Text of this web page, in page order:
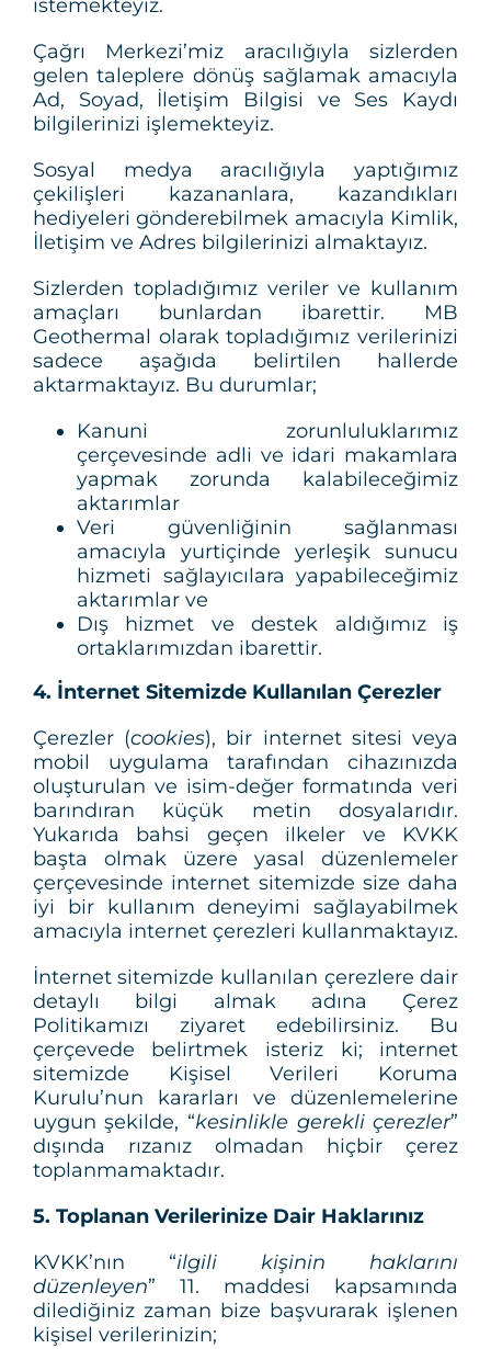
istemekteyiz.
Çağrı Merkezi’miz aracılığıyla sizlerden
gelen taleplere dönüş sağlamak amacıyla
Ad, Soyad, İletişim Bilgisi ve Ses Kaydı
bilgilerinizi işlemekteyiz.
Sosyal medya aracılığıyla yaptığımız
çekilişleri kazananlara, kazandıkları
hediyeleri gönderebilmek amacıyla Kimlik,
İletişim ve Adres bilgilerinizi almaktayız.
Sizlerden topladığımız veriler ve kullanım
amaçları bunlardan ibarettir. MB
Geothermal olarak topladığımız verilerinizi
sadece aşağıda belirtilen hallerde
aktarmaktayız. Bu durumlar;
Kanuni zorunluluklarımız
çerçevesinde adli ve idari makamlara
yapmak zorunda kalabileceğimiz
aktarımlar
Veri güvenliğinin sağlanması
amacıyla yurtiçinde yerleşik sunucu
hizmeti sağlayıcılara yapabileceğimiz
aktarımlar ve
Dış hizmet ve destek aldığımız iş
ortaklarımızdan ibarettir.
4. İnternet Sitemizde Kullanılan Çerezler
Çerezler (cookies), bir internet sitesi veya
mobil uygulama tarafından cihazınızda
oluşturulan ve isim-değer formatında veri
barındıran küçük metin dosyalarıdır.
Yukarıda bahsi geçen ilkeler ve KVKK
başta olmak üzere yasal düzenlemeler
çerçevesinde internet sitemizde size daha
iyi bir kullanım deneyimi sağlayabilmek
amacıyla internet çerezleri kullanmaktayız.
İnternet sitemizde kullanılan çerezlere dair
detaylı bilgi almak adına Çerez
Politikamızı ziyaret edebilirsiniz. Bu
çerçevede belirtmek isteriz ki; internet
sitemizde Kişisel Verileri Koruma
Kurulu’nun kararları ve düzenlemelerine
uygun şekilde, “kesinlikle gerekli çerezler”
dışında rızanız olmadan hiçbir çerez
toplanmamaktadır.
5. Toplanan Verilerinize Dair Haklarınız
KVKK’nın “ilgili kişinin haklarını
düzenleyen” 11. maddesi kapsamında
dilediğiniz zaman bize başvurarak işlenen
kişisel verilerinizin;